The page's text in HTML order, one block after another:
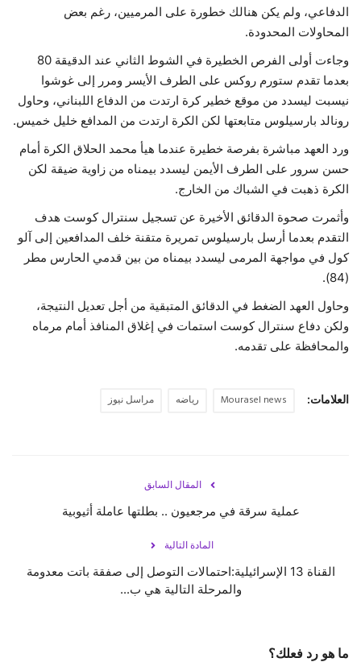
الدفاعي، ولم يكن هنالك خطورة على المرميين، رغم بعض
المحاولات المحدودة.
وجاءت أولى الفرص الخطيرة في الشوط الثاني عند الدقيقة 80
بعدما تقدم ستورم روكس على الطرف الأيسر ومرر إلى غوشوا
نيسبت ليسدد من موقع خطير كرة ارتدت من الدفاع اللبناني، وحاول
رونالد بارسيلوس متابعتها لكن الكرة ارتدت من المدافع خليل خميس.
ورد العهد مباشرة بفرصة خطيرة عندما هيأ محمد الحلاق الكرة أمام
حسن سرور على الطرف الأيمن ليسدد بيمناه من زاوية ضيقة لكن
الكرة ذهبت في الشباك من الخارج.
وأثمرت صحوة الدقائق الأخيرة عن تسجيل سنترال كوست هدف
التقدم بعدما أرسل بارسيلوس تمريرة متقنة خلف المدافعين إلى آلو
كول في مواجهة المرمى ليسدد بيمناه من بين قدمي الحارس مطر
(84).
وحاول العهد الضغط في الدقائق المتبقية من أجل تعديل النتيجة،
ولكن دفاع سنترال كوست استمات في إغلاق المنافذ أمام مرماه
والمحافظة على تقدمه.
العلامات: Mourasel news رياضه مراسل نيوز
المقال السابق
عملية سرقة في مرجعيون .. بطلتها عاملة أثيوبية
المادة التالية
القناة 13 الإسرائيلية:احتمالات التوصل إلى صفقة باتت معدومة
والمرحلة التالية هي ب...
ما هو رد فعلك؟